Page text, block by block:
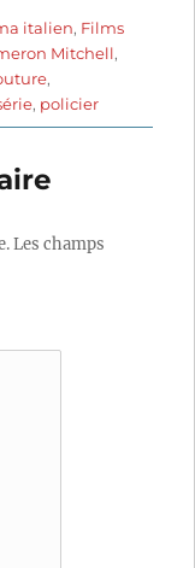
italien, Films
Mitchell,
,
, policier
Les champs